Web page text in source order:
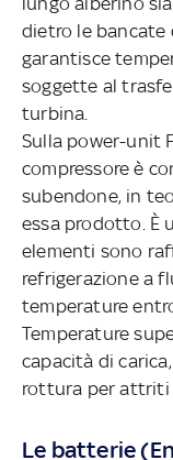
dietro le bancate
garantisce
soggette al
turbina.
Sulla power-unit
compressore è
subendone, in
essa prodotto. È
elementi sono
refrigerazione a
temperature
Temperature
capacità di
rottura per attriti
Le batterie